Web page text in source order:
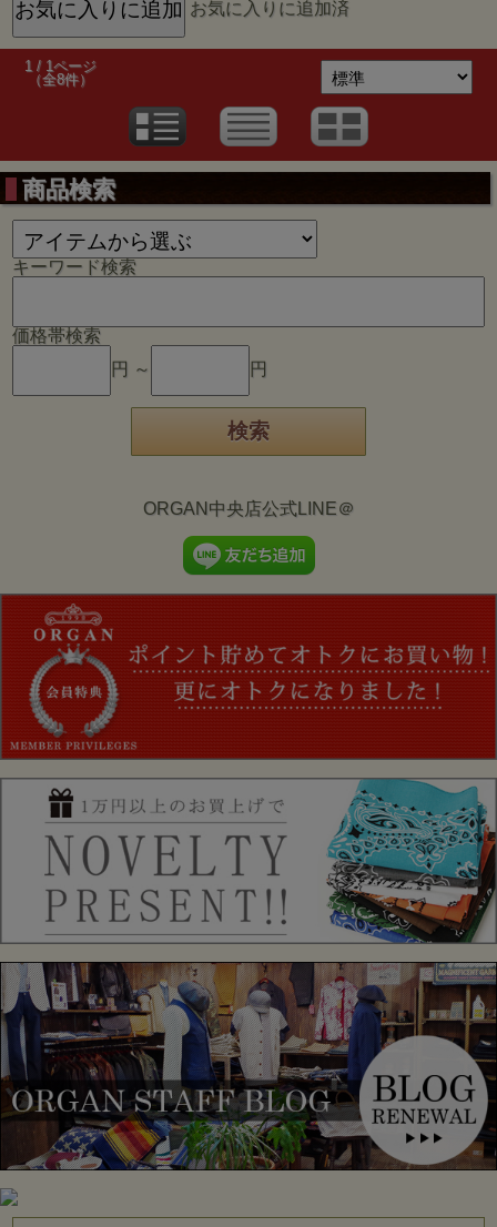
お気に入りに追加済
1 / 1ページ
（全8件）
商品検索
キーワード検索
価格帯検索
円 ～
円
ORGAN中央店公式LINE＠